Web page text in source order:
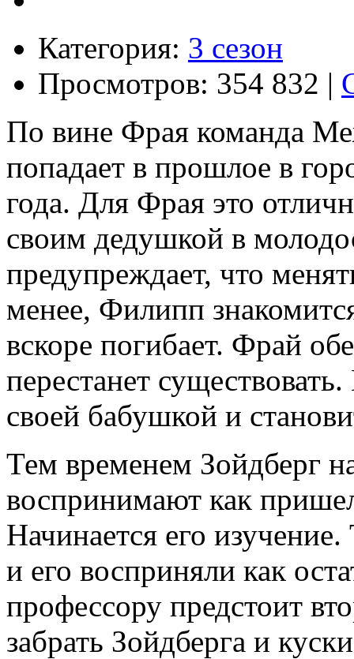
Категория: 3 сезон
Просмотров: 354 832 |
По вине Фрая команда
попадает в прошлое в
года. Для Фрая это
своим дедушкой в
предупреждает, что
менее, Филипп
вскоре погибает. Фрай
перестанет
своей бабушкой и
Тем временем Зойдберг
воспринимают как
Начинается его
и его восприняли как
профессору предстоит
забрать Зойдберга и